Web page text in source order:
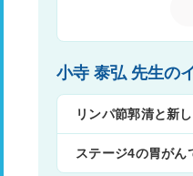
小寺 泰弘 先生の
リンパ節郭清と新
ステージ4の胃が